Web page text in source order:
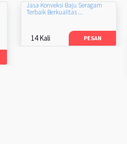
Jasa Konveksi Baju Seragam
Terbaik Berkualitas ...
14 Kali PESAN